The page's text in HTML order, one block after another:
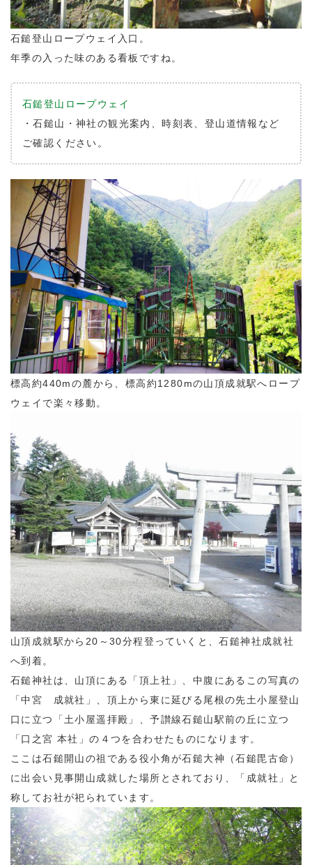
石鎚登山ロープウェイ入口。
年季の入った味のある看板ですね。
石鎚登山ロープウェイ
・石鎚山・神社の観光案内、時刻表、登山道情報など
ご確認ください。
標高約440mの麓から、標高約1280mの山頂成就駅へロープ
ウェイで楽々移動。
山頂成就駅から20～30分程登っていくと、石鎚神社成就社
へ到着。
石鎚神社は、山頂にある「頂上社」、中腹にあるこの写真の
「中宮 成就社」、頂上から東に延びる尾根の先土小屋登山
口に立つ「土小屋遥拝殿」、予讃線石鎚山駅前の丘に立つ
「口之宮 本社」の４つを合わせたものになります。
ここは石鎚開山の祖である役小角が石鎚大神（石鎚毘古命）
に出会い見事開山成就した場所とされており、「成就社」と
称してお社が祀られています。